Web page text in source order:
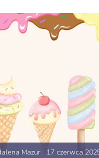
Mazur 17 czerwca